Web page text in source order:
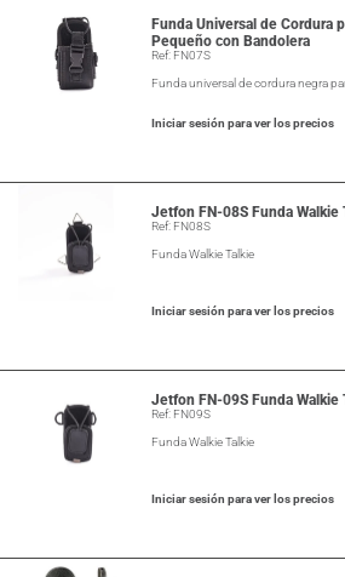
Funda Universal de Cordura
Pequeño con Bandolera
Ref: FN07S
Funda universal de cordura negra
Iniciar sesión para ver los precios
Jetfon FN-08S Funda Walkie
Ref: FN08S
Funda Walkie Talkie
Iniciar sesión para ver los precios
Jetfon FN-09S Funda
Ref: FN09S
Funda Walkie Talkie
Iniciar sesión para ver los precios